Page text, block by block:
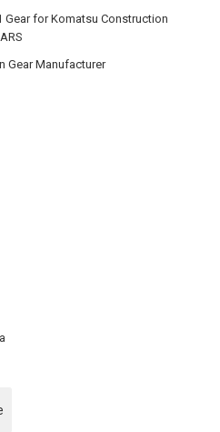
Gear for Komatsu Construction
Gear Manufacturer